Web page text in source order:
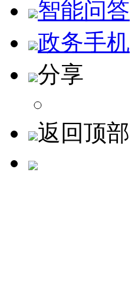
智能问答
政务手机
分享
返回顶部